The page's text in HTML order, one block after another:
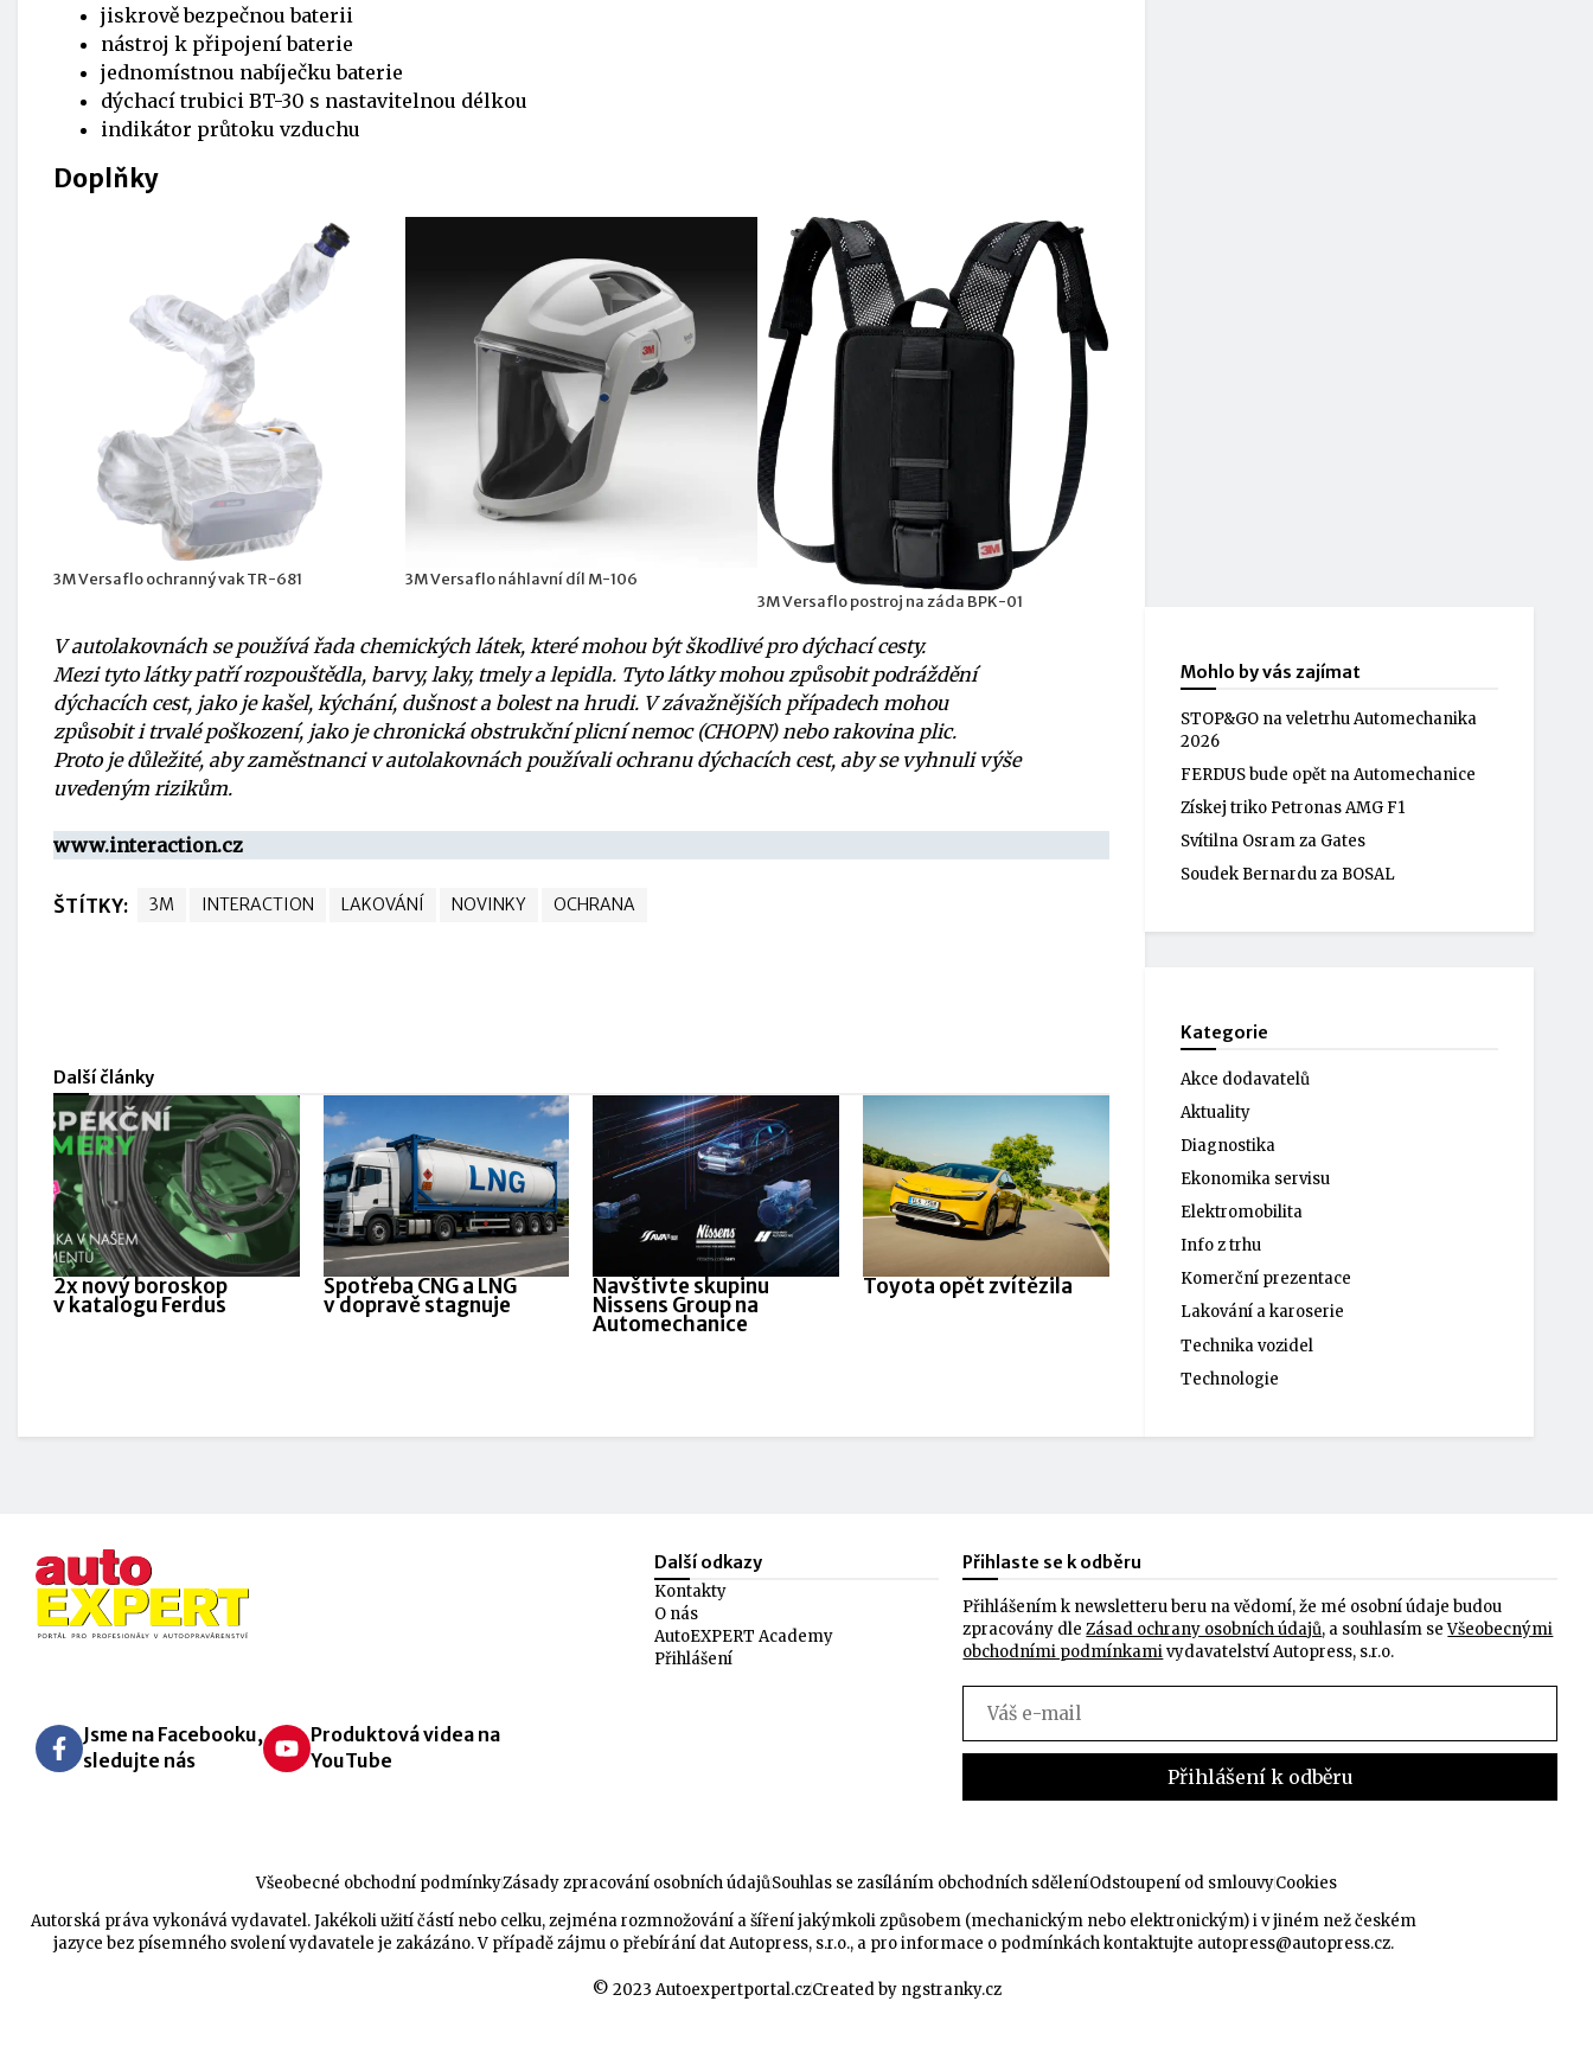
jiskrově bezpečnou baterii
nástroj k připojení baterie
jednomístnou nabíječku baterie
dýchací trubici BT-30 s nastavitelnou délkou
indikátor průtoku vzduchu
Doplňky
3M Versaflo ochranný vak TR-681
3M Versaflo náhlavní díl M-106
3M Versaflo postroj na záda BPK-01
V autolakovnách se používá řada chemických látek, které mohou být škodlivé pro dýchací cesty.
Mezi tyto látky patří rozpouštědla, barvy, laky, tmely a lepidla. Tyto látky mohou způsobit podráždění
dýchacích cest, jako je kašel, kýchání, dušnost a bolest na hrudi. V závažnějších případech mohou
způsobit i trvalé poškození, jako je chronická obstrukční plicní nemoc (CHOPN) nebo rakovina plic.
Proto je důležité, aby zaměstnanci v autolakovnách používali ochranu dýchacích cest, aby se vyhnuli výše
uvedeným rizikům.
www.interaction.cz
ŠTÍTKY: 3M INTERACTION LAKOVÁNÍ NOVINKY OCHRANA
Další články
2x nový boroskop
v katalogu Ferdus
Spotřeba CNG a LNG
v dopravě stagnuje
Navštivte skupinu
Nissens Group na
Automechanice
Toyota opět zvítězila
Mohlo by vás zajímat
STOP&GO na veletrhu Automechanika
2026
FERDUS bude opět na Automechanice
Získej triko Petronas AMG F1
Svítilna Osram za Gates
Soudek Bernardu za BOSAL
Kategorie
Akce dodavatelů
Aktuality
Diagnostika
Ekonomika servisu
Elektromobilita
Info z trhu
Komerční prezentace
Lakování a karoserie
Technika vozidel
Technologie
Další odkazy
Kontakty
O nás
AutoEXPERT Academy
Přihlášení
Přihlaste se k odběru
Přihlášením k newsletteru beru na vědomí, že mé osobní údaje budou
zpracovány dleZásad ochrany osobních údajů, a souhlasím seVšeobecnými
obchodními podmínkamivydavatelství Autopress, s.r.o.
Jsme na Facebooku,
sledujte nás
Produktová videa na
YouTube
Všeobecné obchodní podmínkyZásady zpracování osobních údajůSouhlas se zasíláním obchodních sděleníOdstoupení od smlouvyCookies
Autorská práva vykonává vydavatel. Jakékoli užití částí nebo celku, zejména rozmnožování a šíření jakýmkoli způsobem (mechanickým nebo elektronickým) i v jiném než českém
jazyce bez písemného svolení vydavatele je zakázáno. V případě zájmu o přebírání dat Autopress, s.r.o., a pro informace o podmínkách kontaktujte autopress@autopress.cz.
© 2023 Autoexpertportal.czCreated by ngstranky.cz